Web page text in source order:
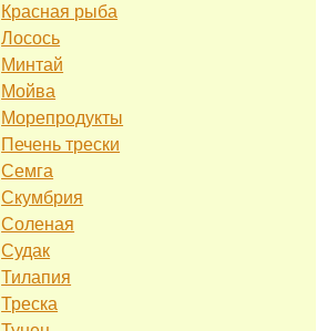
Красная рыба
Лосось
Минтай
Мойва
Морепродукты
Печень трески
Семга
Скумбрия
Соленая
Судак
Тилапия
Треска